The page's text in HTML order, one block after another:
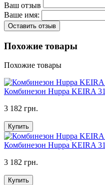
Ваш отзыв
Ваше имя:
Оставить отзыв
Похожие товары
Похожие товары
Комбинезон Huppa KEIRA
3 182 грн.
Купить
Комбинезон Huppa KEIRA
3 182 грн.
Купить